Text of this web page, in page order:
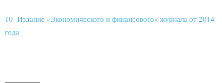
10- Издание «Экономического и финансового» журнала от 2014
года